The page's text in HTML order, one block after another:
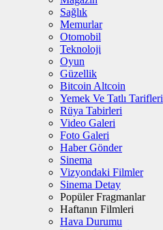
Sağlık
Memurlar
Otomobil
Teknoloji
Oyun
Güzellik
Bitcoin Altcoin
Yemek Ve Tatlı Tarifleri
Rüya Tabirleri
Video Galeri
Foto Galeri
Haber Gönder
Sinema
Vizyondaki Filmler
Sinema Detay
Popüler Fragmanlar
Haftanın Filmleri
Hava Durumu